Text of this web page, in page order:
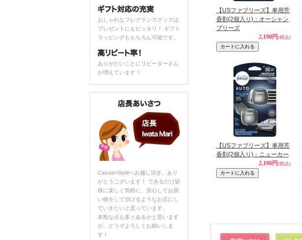
おしゃれなフレグランスグッズは
プレゼントにもピッタリ！ ギフト
ラッピングももちろん可能です。
ありがたいことにリピーターさん
が増えています！
Casual+Styleへお越し頂き、あり
がとうございます！ できるだけ皆
様に楽しく気軽に、安心してお買
い物をして頂けるようなお店にし
ていきたいと思っています。
未熟な点も多々あるかと思います
が、どうぞよろしくお願いしま
す！
【USファブリーズ】車用芳
香剤(2個入り)：オーシャン
ブリーズ
2,190円(税込)
【USファブリーズ】車用芳
香剤(2個入り)：ニューカー
2,190円(税込)